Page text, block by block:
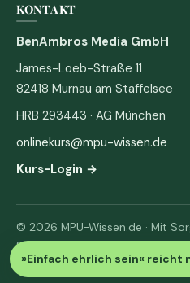
KONTAKT
BenAmbros Media GmbH
James-Loeb-Straße 11
82418 Murnau am Staffelsee
HRB 293443 · AG München
onlinekurs@mpu-wissen.de
Kurs-Login →
© 2026 MPU-Wissen.de · Mit
Staffelsee
Impressum·Datenschutz & AGB